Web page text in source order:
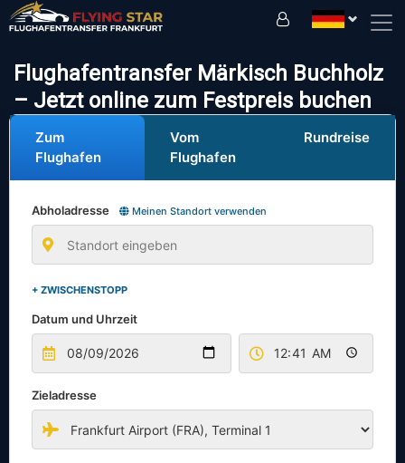
Flughafentransfer Märkisch Buchholz
– Jetzt online zum Festpreis buchen
Zum
Flughafen
Vom
Flughafen
Rundreise
Abholadresse Meinen Standort verwenden
+ ZWISCHENSTOPP
Datum und Uhrzeit
Zieladresse